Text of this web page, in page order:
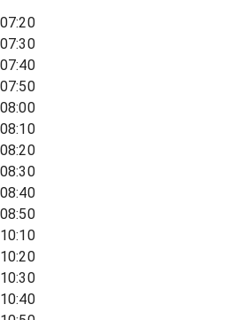
07:20
07:30
07:40
07:50
08:00
08:10
08:20
08:30
08:40
08:50
10:10
10:20
10:30
10:40